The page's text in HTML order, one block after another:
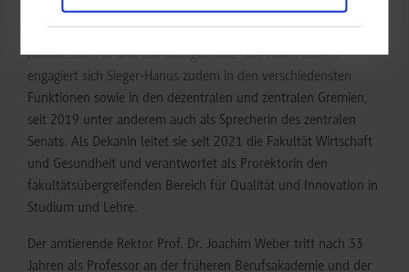
Gleichstellungsbeauftragte der DHBW Stuttgart sowie ab 2010
Hochschulen in und um Stuttgart mit. Seit vielen Jahren
engagiert sich Sieger-Hanus zudem in den verschiedensten
Funktionen sowie in den dezentralen und zentralen Gremien,
seit 2019 unter anderem auch als Sprecherin des zentralen
Senats. Als Dekanin leitet sie seit 2021 die Fakultät Wirtschaft
und Gesundheit und verantwortet als Prorektorin den
fakultätsübergreifenden Bereich für Qualität und Innovation in
Studium und Lehre.
Der amtierende Rektor Prof. Dr. Joachim Weber tritt nach 33
Jahren als Professor an der früheren Berufsakademie und der